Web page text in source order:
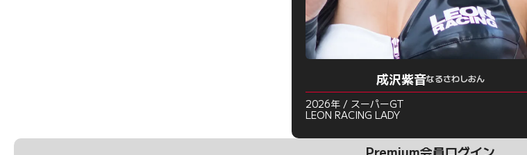
成沢紫音なるさわしおん
2026年 / スーパーGT
LEON RACING LADY